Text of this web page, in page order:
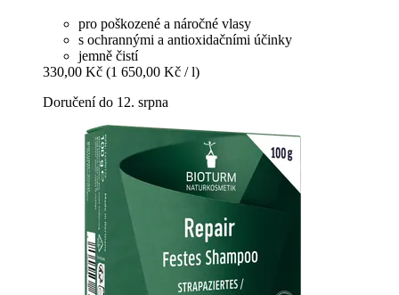
pro poškozené a náročné vlasy
s ochrannými a antioxidačními účinky
jemně čistí
330,00 Kč (1 650,00 Kč / l)
Doručení do 12. srpna